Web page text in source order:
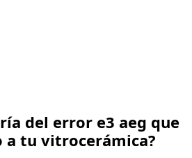
del error e3 aeg que
a tu vitrocerámica?